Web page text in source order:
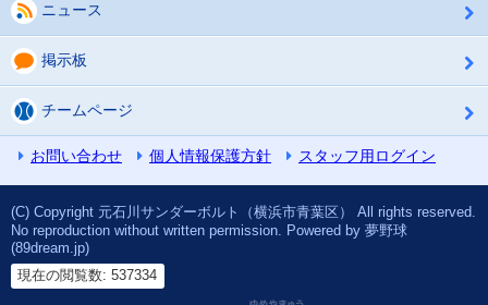
ニュース
掲示板
チームページ
お問い合わせ 個人情報保護方針 スタッフ用ログイン
(C) Copyright 元石川サンダーボルト（横浜市青葉区） All rights reserved.
No reproduction without written permission. Powered by 夢野球
(89dream.jp)
現在の閲覧数: 537334